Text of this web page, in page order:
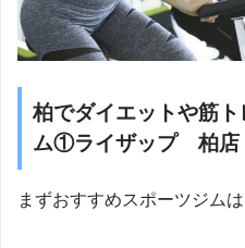
柏でダイエットや筋
ム①ライザップ 柏店
まずおすすめスポーツジム